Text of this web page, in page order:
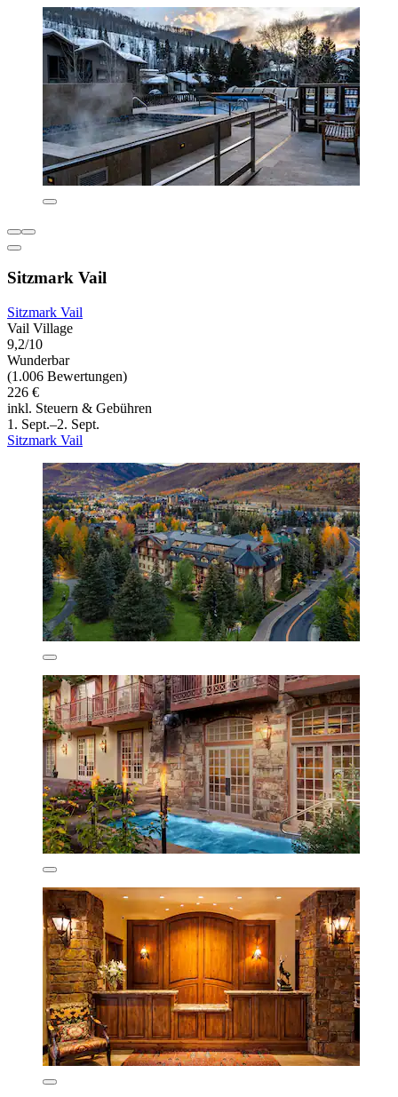
Sitzmark Vail
Sitzmark Vail
Vail Village
9,2/10
Wunderbar
(1.006 Bewertungen)
226 €
inkl. Steuern & Gebühren
1. Sept.–2. Sept.
Sitzmark Vail